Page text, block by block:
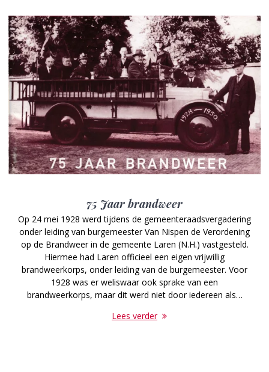
75 Jaar brandweer
Op 24 mei 1928 werd tijdens de gemeenteraadsvergadering
onder leiding van burgemeester Van Nispen de Verordening
op de Brandweer in de gemeente Laren (N.H.) vastgesteld.
Hiermee had Laren officieel een eigen vrijwillig
brandweerkorps, onder leiding van de burgemeester. Voor
1928 was er weliswaar ook sprake van een
brandweerkorps, maar dit werd niet door iedereen als…
Lees verder